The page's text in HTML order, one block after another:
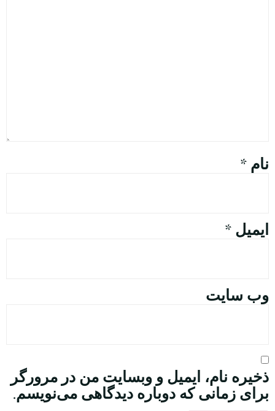
نام *
ایمیل *
وب‌ سایت
ذخیره نام، ایمیل و وبسایت من در مرورگر
برای زمانی که دوباره دیدگاهی می‌نویسم.